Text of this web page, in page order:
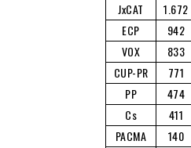
JxCAT
1.672
ECP
942
VOX
833
CUP-PR
771
PP
474
Cs
411
PACMA
140